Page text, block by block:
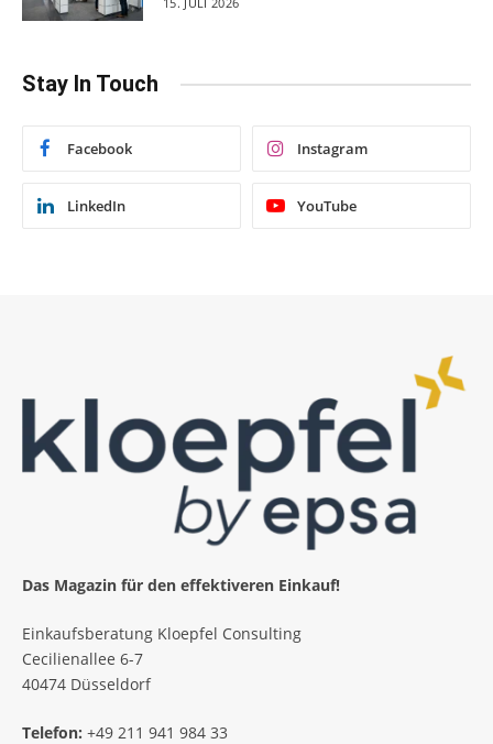
Stay In Touch
Facebook Instagram
LinkedIn YouTube
Das Magazin für den effektiveren Einkauf!
Einkaufsberatung Kloepfel Consulting
Cecilienallee 6-7
40474 Düsseldorf
Telefon: +49 211 941 984 33